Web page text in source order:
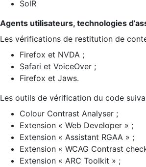
SolR
Agents utilisateurs, technologies
Les vérifications de restitution de
Firefox et NVDA ;
Safari et VoiceOver ;
Firefox et Jaws.
Les outils de vérification du code
Colour Contrast Analyser ;
Extension « Web Developer » ;
Extension « Assistant RGAA » ;
Extension « WCAG Contrast
Extension « ARC Toolkit » ;